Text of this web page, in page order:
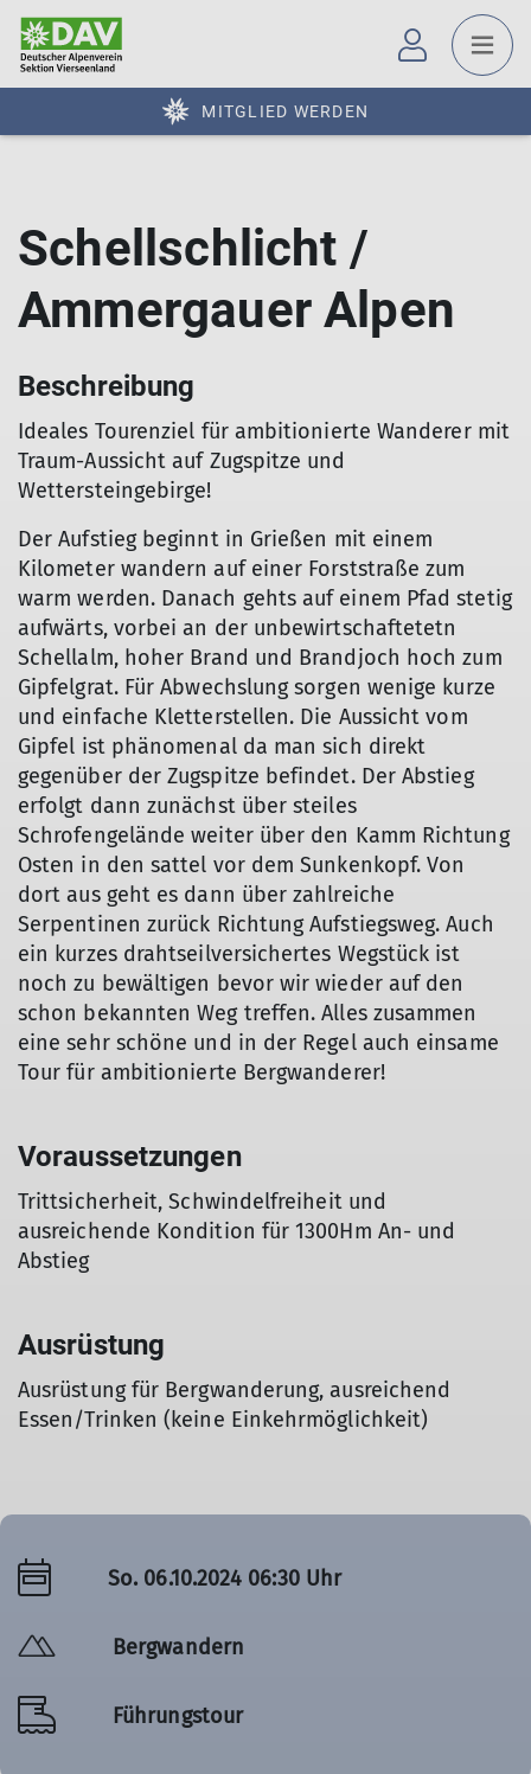
MITGLIED WERDEN
Schellschlicht /
Ammergauer Alpen
Beschreibung
Ideales Tourenziel für ambitionierte Wanderer mit
Traum-Aussicht auf Zugspitze und
Wettersteingebirge!
Der Aufstieg beginnt in Grießen mit einem
Kilometer wandern auf einer Forststraße zum
warm werden. Danach gehts auf einem Pfad stetig
aufwärts, vorbei an der unbewirtschaftetetn
Schellalm, hoher Brand und Brandjoch hoch zum
Gipfelgrat. Für Abwechslung sorgen wenige kurze
und einfache Kletterstellen. Die Aussicht vom
Gipfel ist phänomenal da man sich direkt
gegenüber der Zugspitze befindet. Der Abstieg
erfolgt dann zunächst über steiles
Schrofengelände weiter über den Kamm Richtung
Osten in den sattel vor dem Sunkenkopf. Von
dort aus geht es dann über zahlreiche
Serpentinen zurück Richtung Aufstiegsweg. Auch
ein kurzes drahtseilversichertes Wegstück ist
noch zu bewältigen bevor wir wieder auf den
schon bekannten Weg treffen. Alles zusammen
eine sehr schöne und in der Regel auch einsame
Tour für ambitionierte Bergwanderer!
Voraussetzungen
Trittsicherheit, Schwindelfreiheit und
ausreichende Kondition für 1300Hm An- und
Abstieg
Ausrüstung
Ausrüstung für Bergwanderung, ausreichend
Essen/Trinken (keine Einkehrmöglichkeit)
So. 06.10.2024 06:30 Uhr
Bergwandern
Führungstour